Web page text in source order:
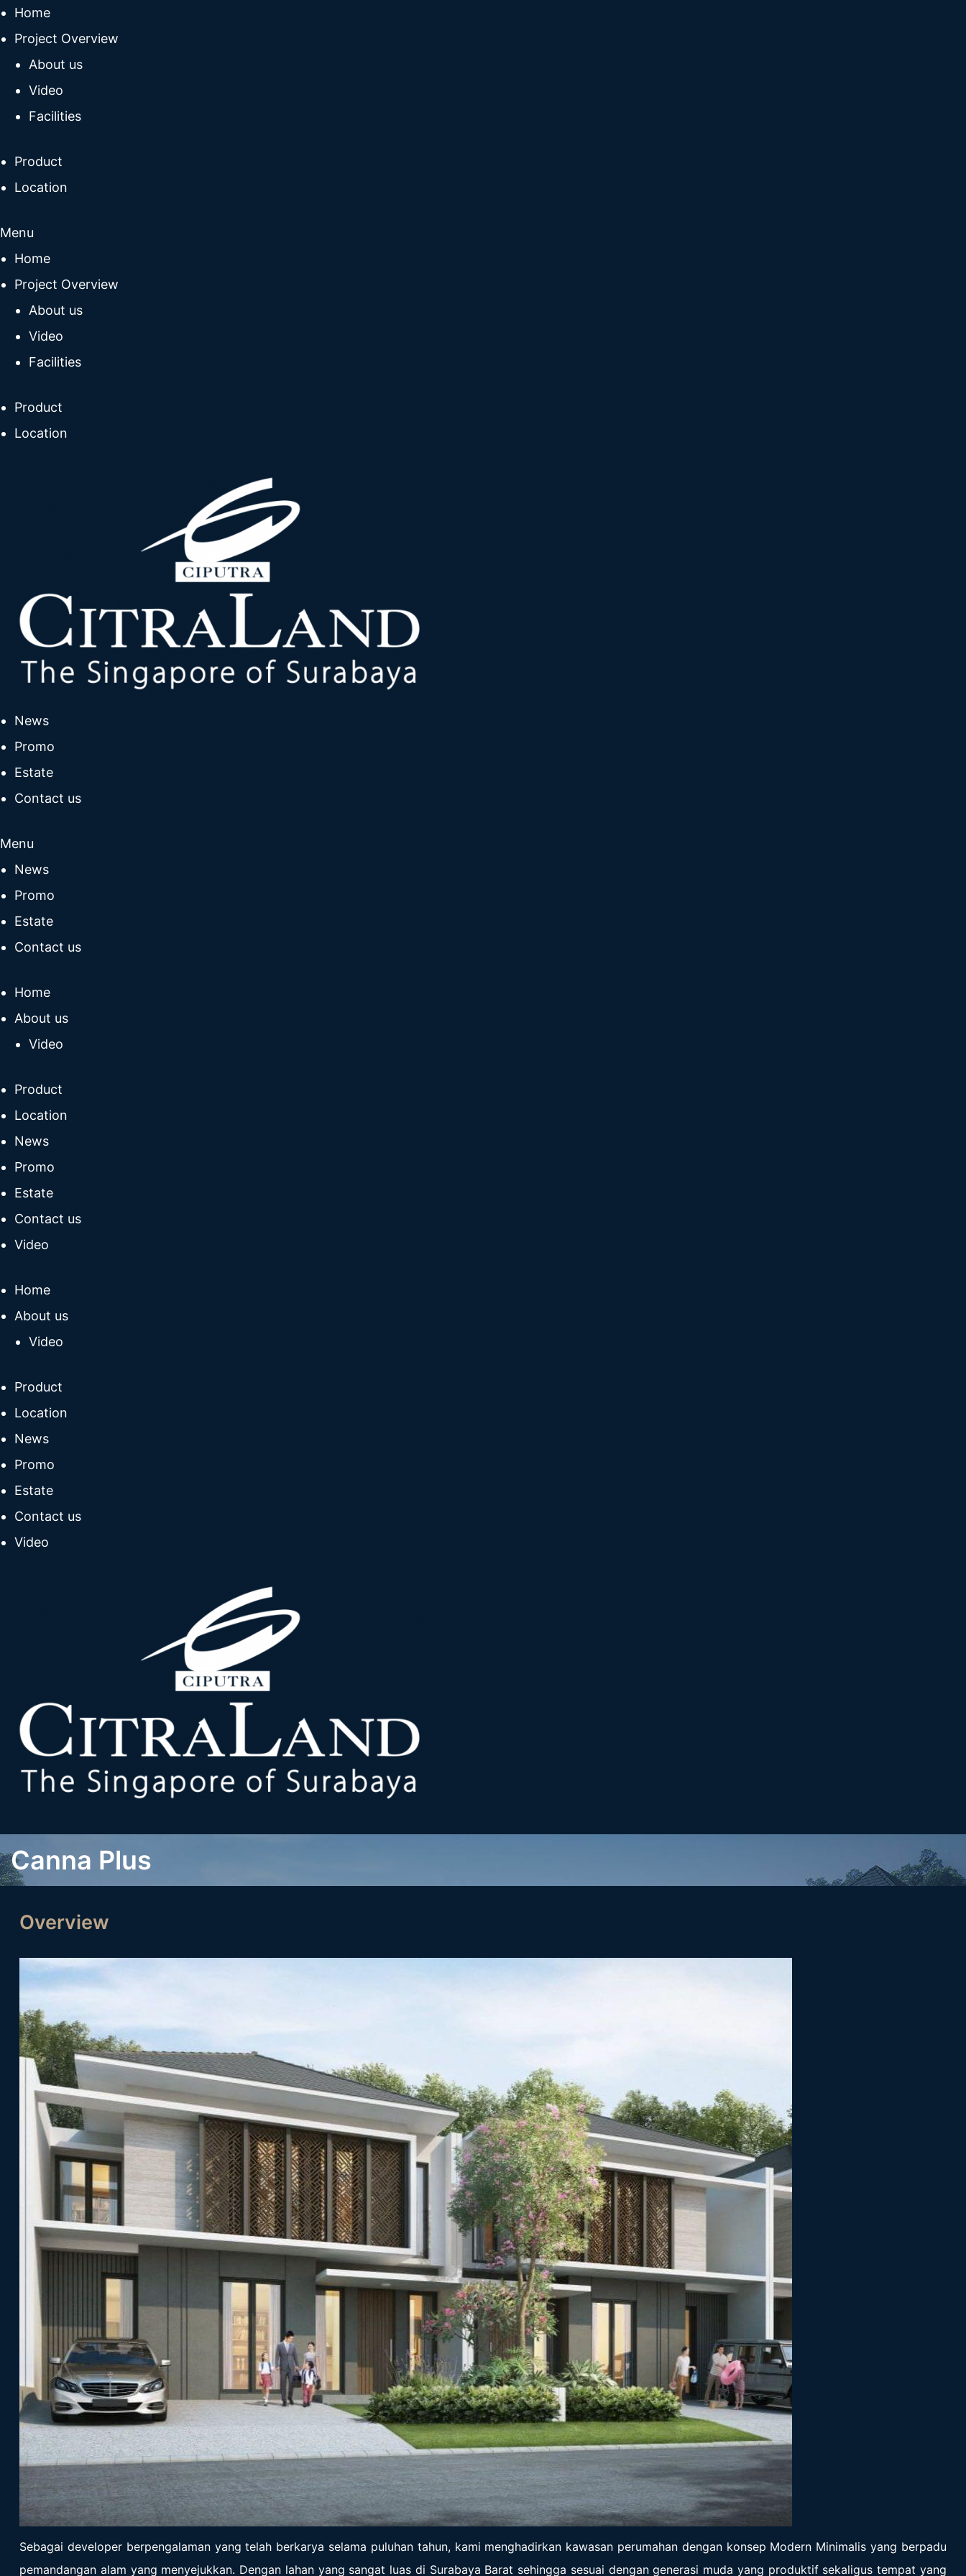
Home
Project Overview
About us
Video
Facilities
Product
Location
Menu
Home
Project Overview
About us
Video
Facilities
Product
Location
News
Promo
Estate
Contact us
Menu
News
Promo
Estate
Contact us
Home
About us
Video
Product
Location
News
Promo
Estate
Contact us
Video
Home
About us
Video
Product
Location
News
Promo
Estate
Contact us
Video
Canna Plus
Overview
Sebagai developer berpengalaman yang telah berkarya selama puluhan tahun, kami menghadirkan kawasan perumahan dengan konsep Modern Minimalis yang berpadu
pemandangan alam yang menyejukkan. Dengan lahan yang sangat luas di Surabaya Barat sehingga sesuai dengan generasi muda yang produktif sekaligus tempat yang